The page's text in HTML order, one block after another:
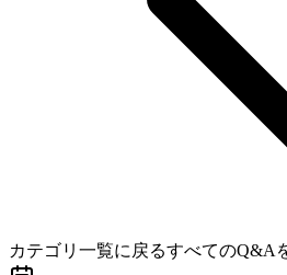
カテゴリ一覧に戻るすべてのQ&A